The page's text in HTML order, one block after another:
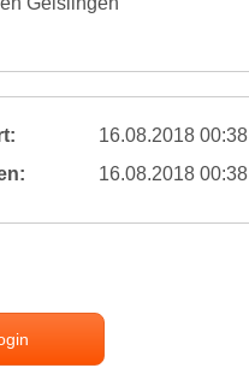
16.08.2018 00:38
16.08.2018 00:38